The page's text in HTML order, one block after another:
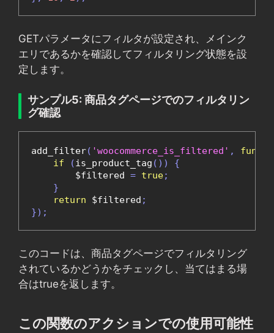
GETパラメータにフィルタが設定され、メインク
エリであるかを確認してフィルタリング状態を設
定します。
サンプル5: 商品タグページでのフィルタリン
グ確認
add_filter( 'woocommerce_is_filtered' ,
if
(is_product_tag ())
{
        $filtered
= true;
}
return $filtered ;
});
このコードは、商品タグページでフィルタリング
されているかどうかをチェックし、当てはまる場
合はtrueを返します。
この関数のアクションでの使用可能性